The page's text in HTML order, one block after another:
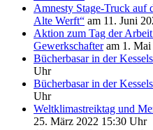
Amnesty Stage-Truck auf
Alte Werft“ am 11. Juni
Aktion zum Tag der
Gewerkschafteram 1. Mai
Bücherbasar in der
Uhr
Bücherbasar in der
Uhr
Weltklimastreiktag und
25. März 2022 15:30 Uhr